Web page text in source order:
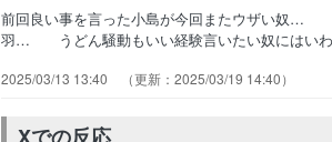
前回良い事を言った小島が今回またウザい奴…
羽… うどん騒動もいい経験言いたい奴にはい
wwww… 三浦来て驚く羽花の反応w表情wおか
愛模様。…
2025/03/13 13:40 2025/03/19 14:40
Xでの反応